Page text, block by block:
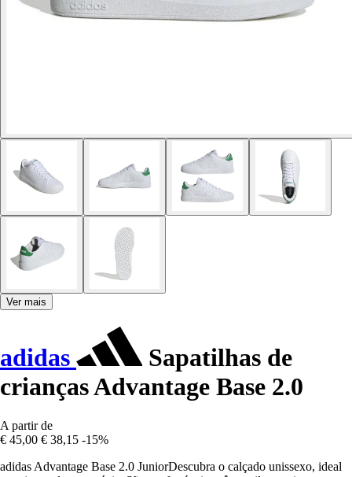
Ver mais
adidas
Sapatilhas de
crianças Advantage Base 2.0
A partir de
€ 45,00 € 38,15 -15%
adidas Advantage Base 2.0 JuniorDescubra o calçado unissexo, ideal